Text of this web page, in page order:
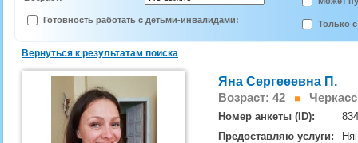
Готовность работать с детьми-инвалидами: Только
Вернуться к результатам поиска
Яна Сергееевна П.
Возраст: 42
Номер анкеты (ID):
Предоставляю услуги: